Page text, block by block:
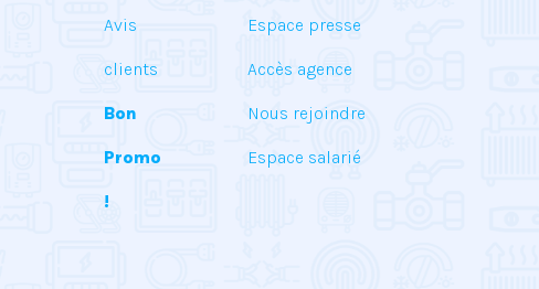
Avis
clients
Bon
Promo
!
Espace presse
Accès agence
Nous rejoindre
Espace salarié